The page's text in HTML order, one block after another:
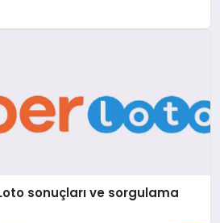
sonuçları ve sorgulama